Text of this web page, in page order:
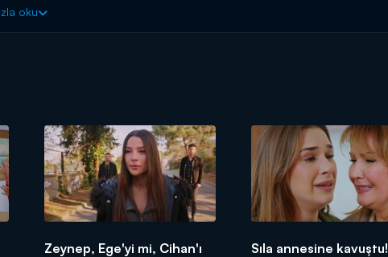
yeni bölümleriyle hafta içi her gün saat 16.00'da Kanal D'de!
oku
Zeynep, Ege'yi mi, Cihan'ı
Sıla annesine kavuştu!